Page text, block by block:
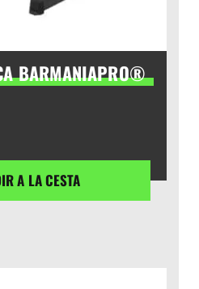
BARMANIAPRO®
A LA CESTA